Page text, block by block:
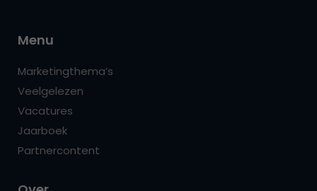
Menu
Marketingthema’s
Veelgelezen
Vacatures
Jaarboek
Partnercontent